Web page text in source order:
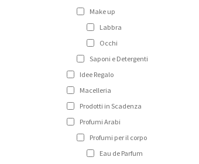
Make up
Labbra
Occhi
Saponi e Detergenti
Idee Regalo
Macelleria
Prodotti in Scadenza
Profumi Arabi
Profumi per il corpo
Eau de Parfum